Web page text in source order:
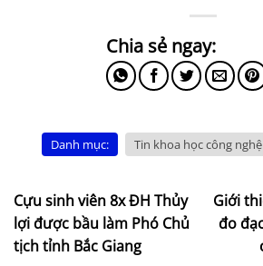
Danh mục: Tin khoa học công nghệ
Cựu sinh viên 8x ĐH Thủy
lợi được bầu làm Phó Chủ
tịch tỉnh Bắc Giang
Giới
đo